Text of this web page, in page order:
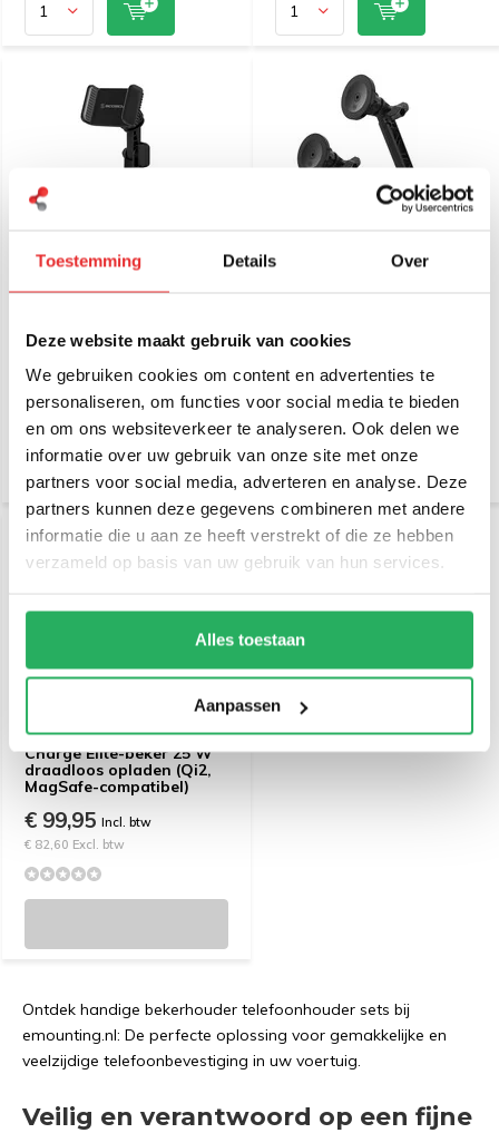
Toestemming Details Over
Deze website maakt gebruik van cookies
We gebruiken cookies om content en advertenties te
personaliseren, om functies voor social media te bieden
en om ons websiteverkeer te analyseren. Ook delen we
informatie over uw gebruik van onze site met onze
partners voor social media, adverteren en analyse. Deze
partners kunnen deze gegevens combineren met andere
informatie die u aan ze heeft verstrekt of die ze hebben
verzameld op basis van uw gebruik van hun services.
Alles toestaan
Aanpassen
bekerhouderhouder voor
€ 36,95
Incl. btw
€ 30,54 Excl. btw
bekerhouders
€ 59,95
Incl. btw
Scosche MagicMount™
Charge Elite-beker 25 W
draadloos opladen (Qi2,
MagSafe-compatibel)
€ 99,95 Incl. btw
€ 82,60 Excl. btw
Ontdek handige bekerhouder telefoonhouder sets bij
emounting.nl: De perfecte oplossing voor gemakkelijke en
veelzijdige telefoonbevestiging in uw voertuig.
Veilig en verantwoord op een fijne